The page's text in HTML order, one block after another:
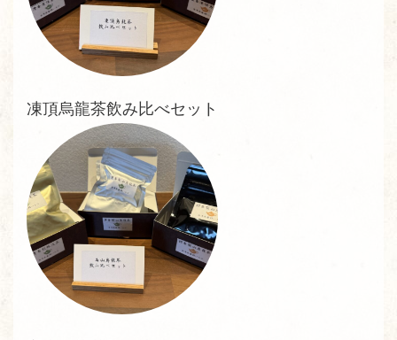
凍頂烏龍茶飲み比べセット